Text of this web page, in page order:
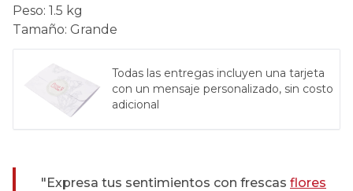
Peso: 1.5 kg
Tamaño: Grande
Todas las entregas incluyen una tarjeta
con un mensaje personalizado, sin costo
adicional
"Expresa tus sentimientos con frescas flores